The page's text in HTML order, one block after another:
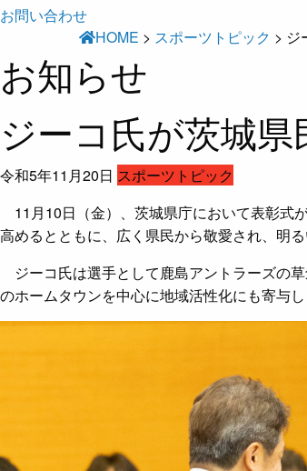
お問い合わせ
HOME > スポーツトピック > ジ
お知らせ
ジーコ氏が茨城
令和5年11月20日 スポーツトピック
11月10日（金）、茨城県庁において表彰式が
高めるとともに、広く県民から敬愛され、明
ジーコ氏は選手として鹿島アントラーズの
のホームタウンを中心に地域活性化にも寄与し